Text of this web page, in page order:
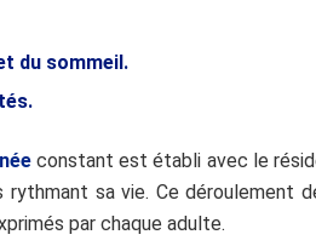
du sommeil.
constant est établi avec le
rythmant sa vie. Ce déroulement
par chaque adulte.